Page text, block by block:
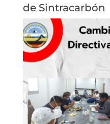
de Sintracarbón